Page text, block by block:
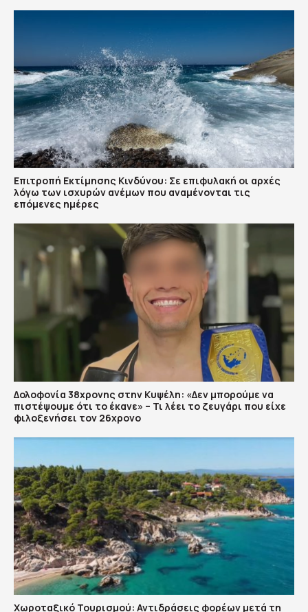
Επιτροπή Εκτίμησης Κινδύνου: Σε επιφυλακή οι αρχές
λόγω των ισχυρών ανέμων που αναμένονται τις
επόμενες ημέρες
Δολοφονία 38χρονης στην Κυψέλη: «Δεν μπορούμε να
πιστέψουμε ότι το έκανε» – Τι λέει το ζευγάρι που είχε
φιλοξενήσει τον 26χρονο
Χωροταξικό Τουρισμού: Αντιδράσεις φορέων μετά τη